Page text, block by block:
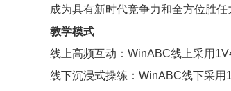
成为具有新时代竞争力和全方位胜任
教学模式
线上高频互动：WinABC线上采用
线下沉浸式操练：WinABC线下采